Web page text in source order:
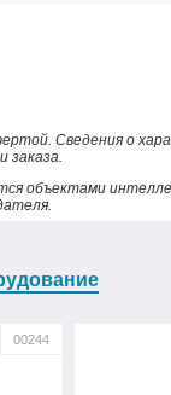
Сведения о
заказа.
объектами
00244